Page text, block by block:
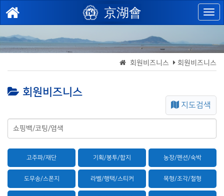
京湖會
회원비즈니스 회원비즈니스
회원비즈니스
지도검색
고주파/재단 기획/봉투/합지 농장/펜션/숙박
도무송/스폰지 라벨/행택/스티커 목형/조각/철형